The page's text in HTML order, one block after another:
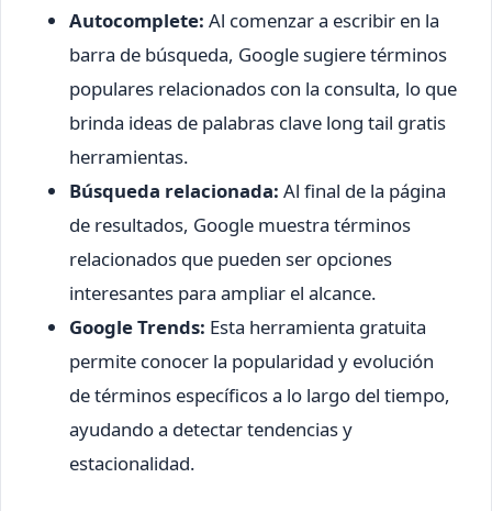
Autocomplete: Al comenzar a escribir en la
barra de búsqueda, Google sugiere términos
populares relacionados con la consulta, lo que
brinda ideas de palabras clave long tail gratis
herramientas.
Búsqueda relacionada: Al final de la página
de resultados, Google muestra términos
relacionados que pueden ser opciones
interesantes para ampliar el alcance.
Google Trends: Esta herramienta gratuita
permite conocer la popularidad y evolución
de términos específicos a lo largo del tiempo,
ayudando a detectar tendencias y
estacionalidad.